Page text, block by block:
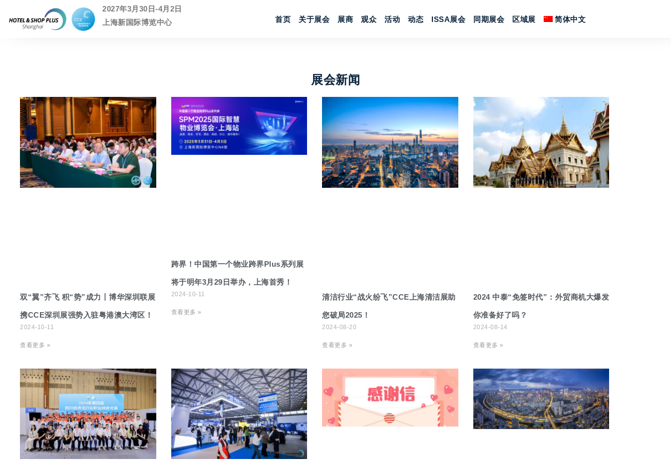
2027年3月30日-4月2日
上海新国际博览中心
首页 关于展会 展商 观众 活动 动态 ISSA展会 同期展会 区域展 简体中文
展会新闻
双“翼”齐飞 积“势”成力丨博华深圳联展
携CCE深圳展强势入驻粤港澳大湾区！
2024-10-11
查看更多 »
跨界！中国第一个物业跨界Plus系列展
将于明年3月29日举办，上海首秀！
2024-10-11
查看更多 »
清洁行业“战火纷飞”CCE上海清洁展助
您破局2025！
2024-08-20
查看更多 »
2024 中泰“免签时代”：外贸商机大爆发
你准备好了吗？
2024-08-14
查看更多 »